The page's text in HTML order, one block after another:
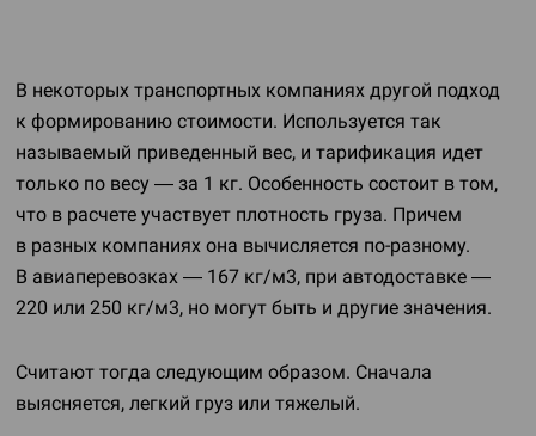
В некоторых транспортных компаниях другой подход
к формированию стоимости. Используется так
называемый приведенный вес, и тарификация идет
только по весу — за 1 кг. Особенность состоит в том,
что в расчете участвует плотность груза. Причем
в разных компаниях она вычисляется по-разному.
В авиаперевозках — 167 кг/м3, при автодоставке —
220 или 250 кг/м3, но могут быть и другие значения.
Считают тогда следующим образом. Сначала
выясняется, легкий груз или тяжелый.